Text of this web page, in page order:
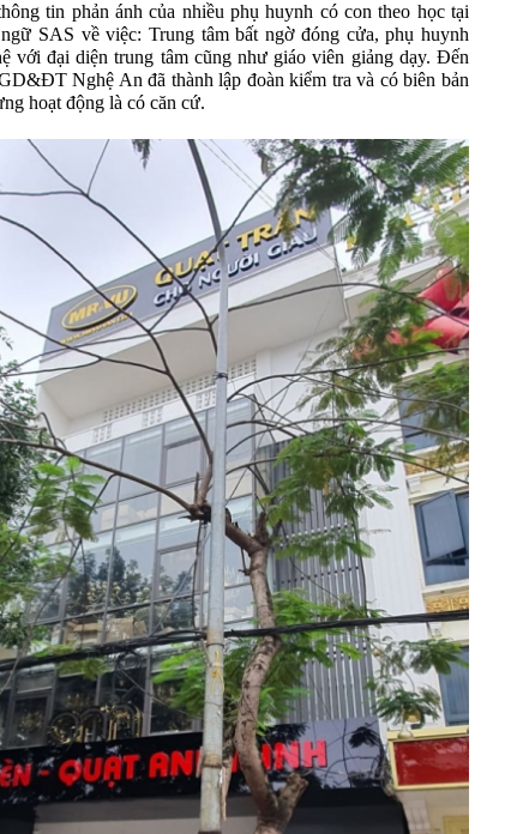
tin phản ánh của nhiều phụ huynh có con theo học tại
SAS về việc: Trung tâm bất ngờ đóng cửa, phụ huynh
với đại diện trung tâm cũng như giáo viên giảng dạy. Đến
Nghệ An đã thành lập đoàn kiểm tra và có biên bản
hoạt động là có căn cứ.